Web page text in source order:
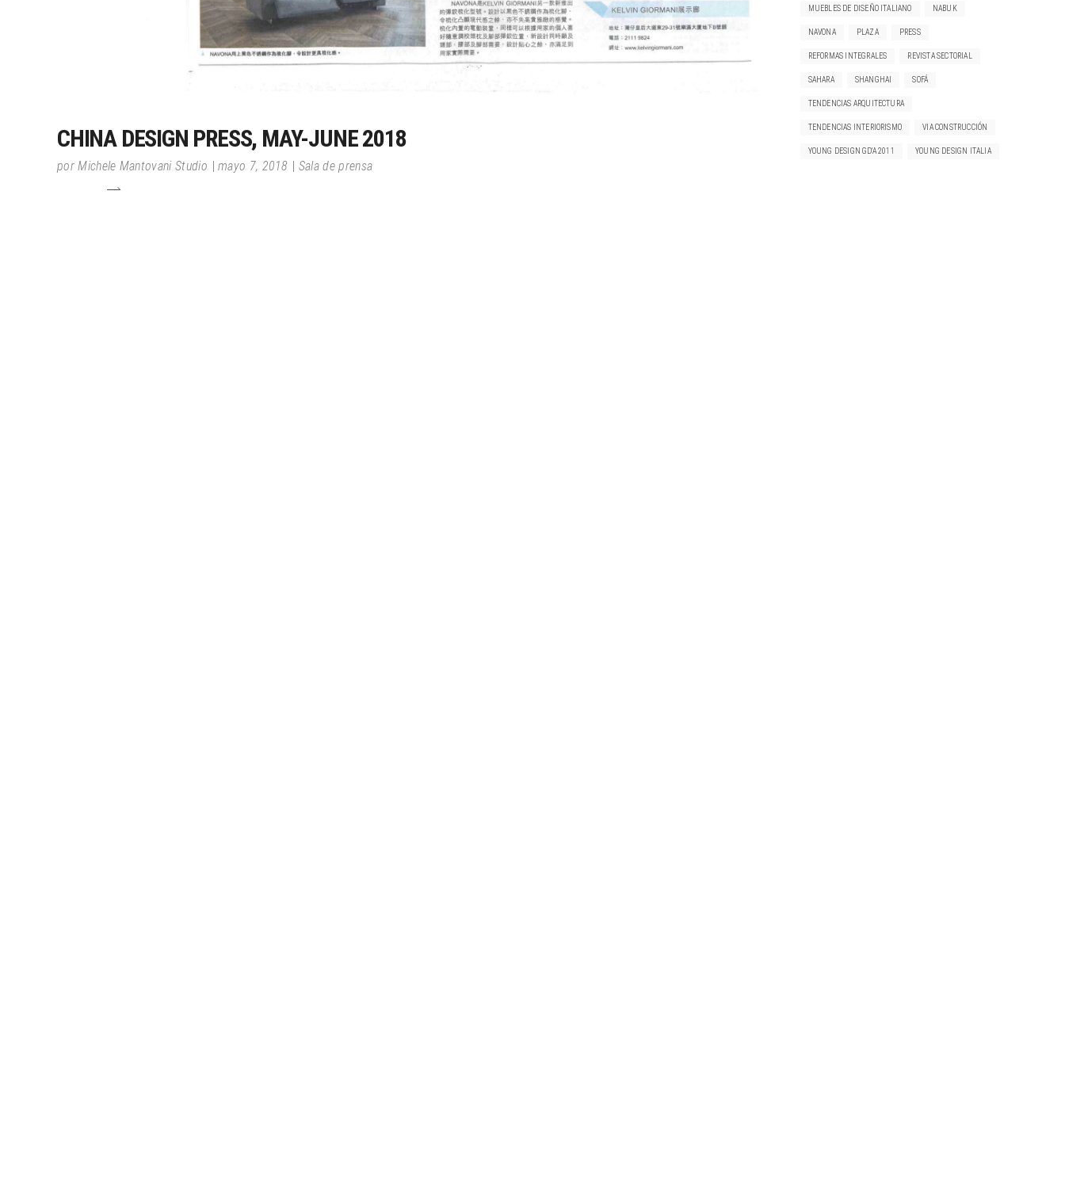
CHINA DESIGN PRESS, MAY-JUNE 2018
porMichele Mantovani Studio mayo 7, 2018 Sala de prensa
MUEBLES DE DISEÑO ITALIANO NABUK
NAVONA PLAZA PRESS
REFORMAS INTEGRALES REVISTA SECTORIAL
SAHARA SHANGHAI SOFÁ
TENDENCIAS ARQUITECTURA
TENDENCIAS INTERIORISMO VIA CONSTRUCCIÓN
YOUNG DESIGN GD'A 2011 YOUNG DESIGN ITALIA